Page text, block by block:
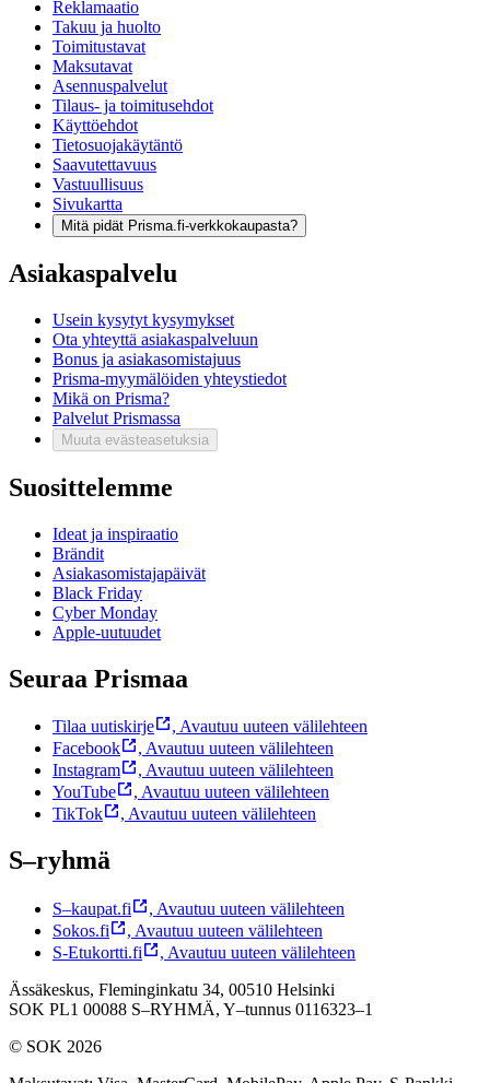
Reklamaatio
Takuu ja huolto
Toimitustavat
Maksutavat
Asennuspalvelut
Tilaus- ja toimitusehdot
Käyttöehdot
Tietosuojakäytäntö
Saavutettavuus
Vastuullisuus
Sivukartta
Mitä pidät Prisma.fi-verkkokaupasta?
Asiakaspalvelu
Usein kysytyt kysymykset
Ota yhteyttä asiakaspalveluun
Bonus ja asiakasomistajuus
Prisma-myymälöiden yhteystiedot
Mikä on Prisma?
Palvelut Prismassa
Muuta evästeasetuksia
Suosittelemme
Ideat ja inspiraatio
Brändit
Asiakasomistajapäivät
Black Friday
Cyber Monday
Apple-uutuudet
Seuraa Prismaa
Tilaa uutiskirje , Avautuu uuteen välilehteen
Facebook
, Avautuu uuteen välilehteen
Instagram
, Avautuu uuteen välilehteen
YouTube
, Avautuu uuteen välilehteen
TikTok
, Avautuu uuteen välilehteen
S–ryhmä
S–kaupat.fi , Avautuu uuteen välilehteen
Sokos.fi
, Avautuu uuteen välilehteen
S-Etukortti.fi
, Avautuu uuteen välilehteen
Ässäkeskus, Fleminginkatu 34, 00510 Helsinki
SOK PL1 00088 S–RYHMÄ, Y–tunnus 0116323–1
© SOK 2026